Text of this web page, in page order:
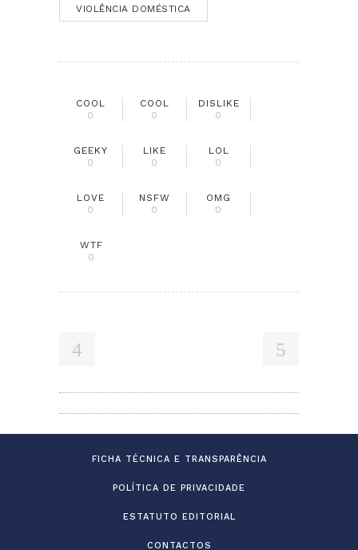
VIOLÊNCIA DOMÉSTICA
COOL
0
COOL
0
DISLIKE
0
GEEKY
0
LIKE
0
LOL
0
LOVE
0
NSFW
0
OMG
0
WTF
0
FICHA TÉCNICA E TRANSPARÊNCIA
POLÍTICA DE PRIVACIDADE
ESTATUTO EDITORIAL
CONTACTOS